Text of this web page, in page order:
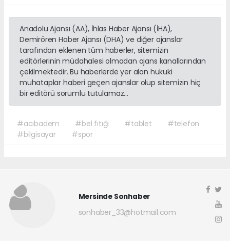
Anadolu Ajansı (AA), İhlas Haber Ajansı (İHA),
Demirören Haber Ajansı (DHA) ve diğer ajanslar
tarafından eklenen tüm haberler, sitemizin
editörlerinin müdahalesi olmadan ajans kanallarından
çekilmektedir. Bu haberlerde yer alan hukuki
muhataplar haberi geçen ajanslar olup sitemizin hiç
bir editörü sorumlu tutulamaz...
#acıbadem #bel fıtığı #tablet
#telefon
#bilgisayar
#spor
Mersinde Sonhaber
sonhaber_33@hotmail.com